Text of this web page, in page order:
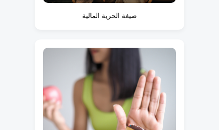
صيغة الحرية المالية